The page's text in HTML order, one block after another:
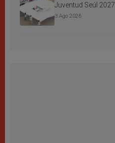
Juventud Seúl 2027
3 Ago 2026